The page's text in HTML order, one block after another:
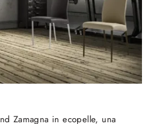
Zamagna in ecopelle, una